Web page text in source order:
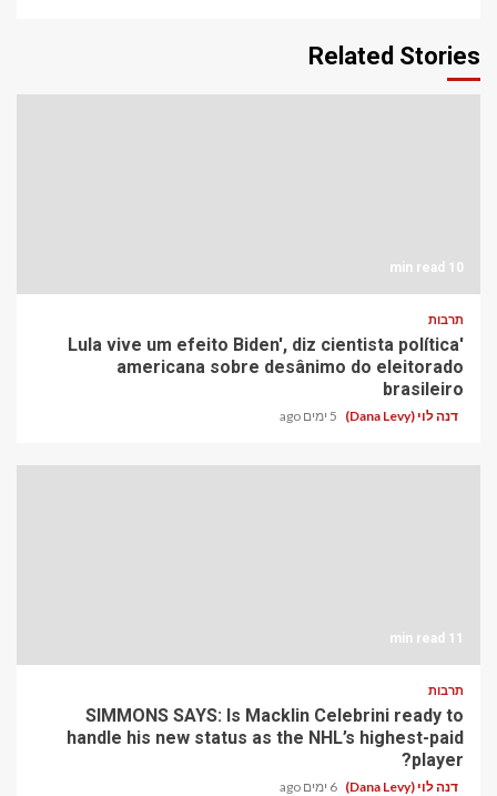
Related Stories
10 min read
תרבות
'Lula vive um efeito Biden', diz cientista política
americana sobre desânimo do eleitorado
brasileiro
דנה לוי (Dana Levy) 5 ימים ago
11 min read
תרבות
SIMMONS SAYS: Is Macklin Celebrini ready to
handle his new status as the NHL’s highest-paid
player?
דנה לוי (Dana Levy) 6 ימים ago